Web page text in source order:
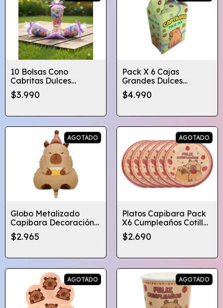
10 Bolsas Cono
Cabritas Dulces
Cotillón Cumpleaños
Diseños
$3.990
Pack X 6 Cajas
Grandes Dulces
Sorpresa Cumpleaños
Capibara
$4.990
AGOTADO
Globo Metalizado
Capibara Decoración
Cumpleaños
$2.965
AGOTADO
Platos Capibara Pack
X6 Cumpleaños Cotillon
Sorpresa 18 Cm.
$2.690
AGOTADO AGOTADO